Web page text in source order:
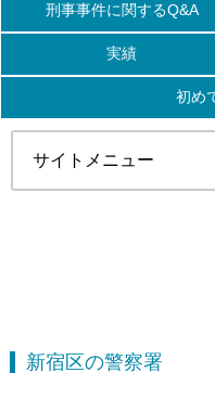
刑事事件に関するQ&A
実績
初め
新宿区の警察署